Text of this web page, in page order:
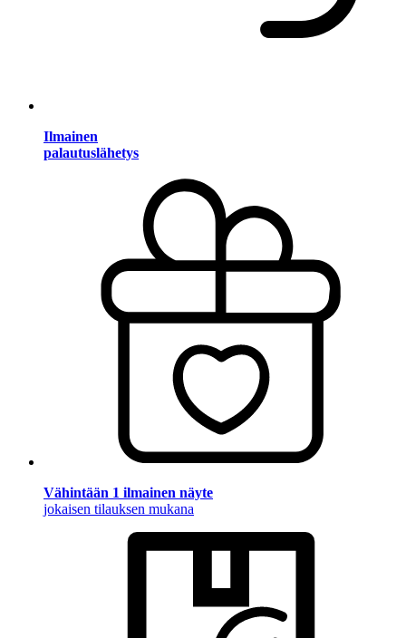
Ilmainen
palautuslähetys
Vähintään 1 ilmainen näyte
jokaisen tilauksen mukana